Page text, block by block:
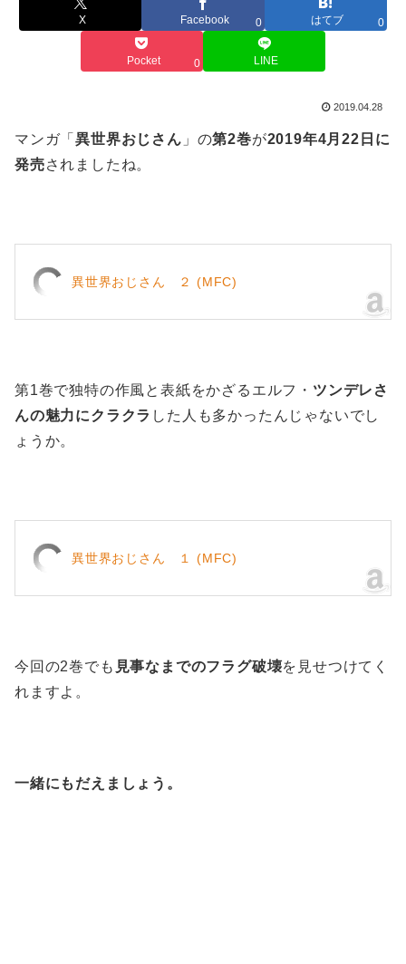
X Facebook 0 はてブ 0
Pocket 0 LINE
2019.04.28
マンガ「異世界おじさん 」の第2巻が2019年4月22日に
発売されましたね。
異世界おじさん ２ (MFC)
第1巻で独特の作風と表紙をかざるエルフ・ ツンデレさ
んの魅力にクラクラ した人も多かったんじゃないでし
ょうか。
異世界おじさん １ (MFC)
今回の2巻でも 見事なまでのフラグ破壊を見せつけてく
れますよ。
一緒にもだえましょう。